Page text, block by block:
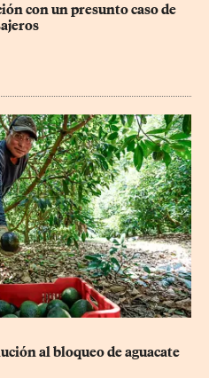
con un presunto caso de
al bloqueo de aguacate